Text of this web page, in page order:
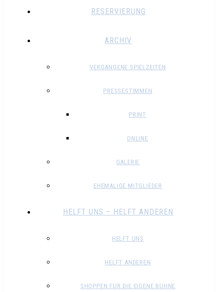
RESERVIERUNG
ARCHIV
VERGANGENE SPIELZEITEN
PRESSESTIMMEN
PRINT
ONLINE
GALERIE
EHEMALIGE MITGLIEDER
HELFT UNS – HELFT ANDEREN
HELFT UNS
HELFT ANDEREN
SHOPPEN FÜR DIE EIGENE BÜHNE